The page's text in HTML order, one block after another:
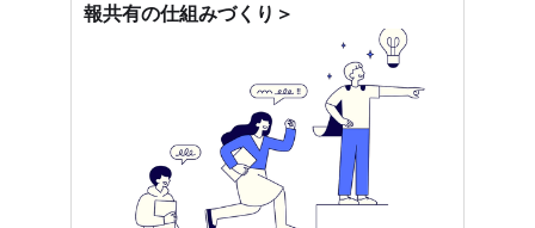
報共有の仕組みづくり＞